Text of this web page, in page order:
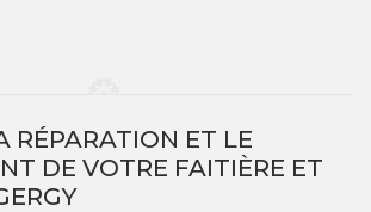
RÉPARATION ET LE
DE VOTRE FAITIÈRE ET